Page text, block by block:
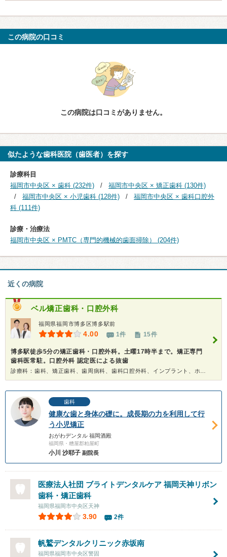
この病院の口コミ
この病院は口コミがありません。
似たような歯科医院（歯医者）を探す
診療科目
福岡市中央区 × 歯科 (232件)
福岡市中央区 × 矯正歯科 (130件)
福岡市中央区 × 小児歯科 (128件)
福岡市中央区 × 歯科口腔外
科 (111件)
診療・治療法
福岡市中央区 × PMTC（専門的機械的歯面掃除） (204件)
近くの病院
ベル矯正歯科・口腔外科
福岡県福岡市博多区博多駅前
4.00 1件 15件
博多駅徒歩5分の矯正歯科・口腔外科。土曜17時半まで。矯正専門
歯科医常駐。口腔外科 認定医による抜歯
歯科
健康な歯と身体の礎に。成長期の力を利用して行
う小児矯正
おがわデンタル 福岡酒殿
福岡県・糟屋郡粕屋町
小川 沙耶子 副院長
医療法人社団 ブライトデンタルケア 福岡天神リボン
歯科・矯正歯科
福岡県福岡市中央区天神
3.90 2件
帆鷲デンタルクリニック赤坂南
福岡県福岡市中央区警固